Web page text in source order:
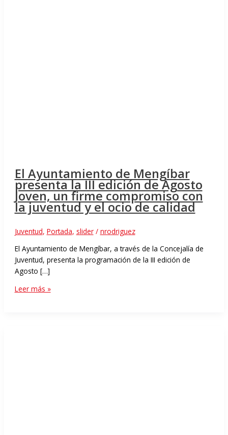
El Ayuntamiento de Mengíbar
presenta la III edición de Agosto
Joven, un firme compromiso con
la juventud y el ocio de calidad
Juventud, Portada, slider/ nrodriguez
El Ayuntamiento de Mengíbar, a través de la Concejalía de
Juventud, presenta la programación de la III edición de
Agosto […]
Leer más »